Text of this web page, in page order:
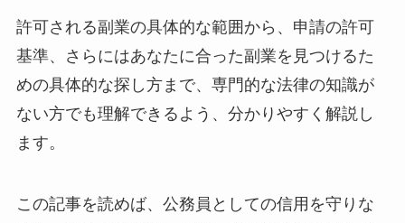
許可される副業の具体的な範囲から、申請の許可
基準、さらにはあなたに合った副業を見つけるた
めの具体的な探し方まで、専門的な法律の知識が
ない方でも理解できるよう、分かりやすく解説し
ます。
この記事を読めば、公務員としての信用を守りな